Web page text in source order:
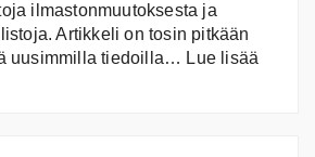
ilmastonmuutoksesta ja
Artikkeli on tosin pitkään
uusimmilla tiedoilla… Lue lisää